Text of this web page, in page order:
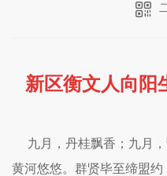
新区衡文人向阳
九月，丹桂飘香；九月
黄河悠悠。群贤毕至缔盟